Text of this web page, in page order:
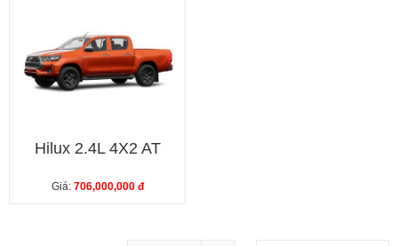
Hilux 2.4L 4X2 AT
Giá: 706,000,000 đ